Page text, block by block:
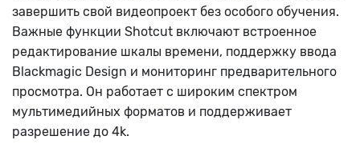
завершить свой видеопроект без особого обучения.
Важные функции Shotcut включают встроенное
редактирование шкалы времени, поддержку ввода
Blackmagic Design и мониторинг предварительного
просмотра. Он работает с широким спектром
мультимедийных форматов и поддерживает
разрешение до 4k.